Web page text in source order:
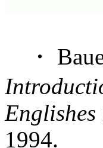
・
1994.